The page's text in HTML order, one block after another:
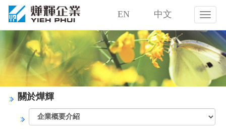
燁
輝
企
業
股
份
有
限
司
EN 中文
關於燁輝